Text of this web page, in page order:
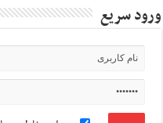
ورود سریع